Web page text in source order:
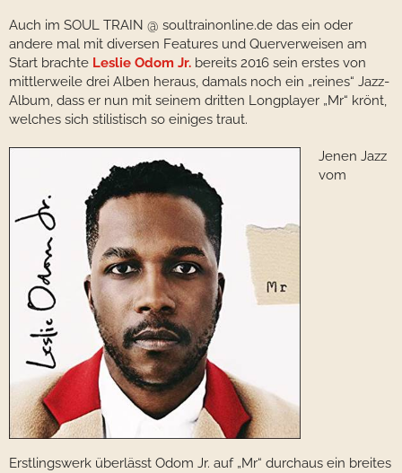
Auch im SOUL TRAIN @ soultrainonline.de das ein oder
andere mal mit diversen Features und Querverweisen am
Start brachte Leslie Odom Jr. bereits 2016 sein erstes von
mittlerweile drei Alben heraus, damals noch ein „reines“ Jazz-
Album, dass er nun mit seinem dritten Longplayer „Mr“ krönt,
welches sich stilistisch so einiges traut.
Jenen Jazz
vom
Erstlingswerk überlässt Odom Jr. auf „Mr“ durchaus ein breites